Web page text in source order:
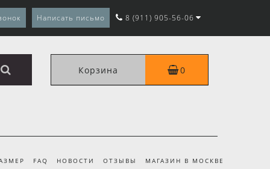
Написать письмо 8 (911) 905-56-06
Корзина 0
FAQ НОВОСТИ ОТЗЫВЫ МАГАЗИН В МОСКВЕ